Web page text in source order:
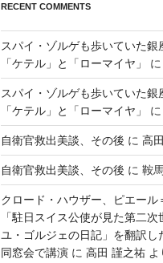
RECENT COMMENTS
スパイ・ゾルゲも歩いていた銀
「ケテル」と「ローマイヤ」
に
スパイ・ゾルゲも歩いていた銀
「ケテル」と「ローマイヤ」
に
自衛官救出美談、その後 に 高
自衛官救出美談、その後 に 鞍
クロード・ハウザー、ピエール
「駐日スイス公使が見た第二
ユ・ゴルジェの日記」を翻訳し
同窓会で講演に 高田 謹之祐よ